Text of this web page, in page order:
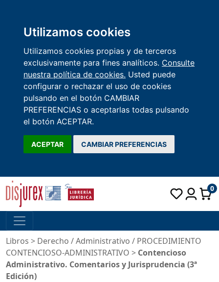
Utilizamos cookies
Utilizamos cookies propias y de terceros
exclusivamente para fines analíticos. Consulte
nuestra política de cookies. Usted puede
configurar o rechazar el uso de cookies
pulsando en el botón CAMBIAR
PREFERENCIAS o aceptarlas todas pulsando
el botón ACEPTAR.
ACEPTAR CAMBIAR PREFERENCIAS
0
Libros > Derecho /Administrativo / PROCEDIMIENTO
CONTENCIOSO-ADMINISTRATIVO > Contencioso
Administrativo. Comentarios y Jurisprudencia (3ª
Edición)